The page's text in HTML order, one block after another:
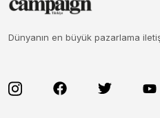
Dünyanın en büyük pazarlama